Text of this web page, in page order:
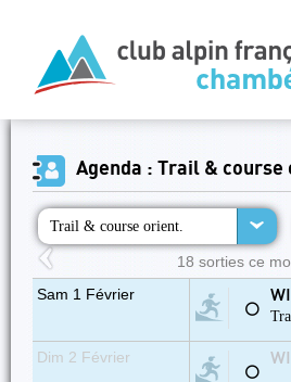
Agenda : Trail & course
Trail & course orient.
18 sorties ce
Sam 1 Février
⚪
Dim 2 Février
⚪